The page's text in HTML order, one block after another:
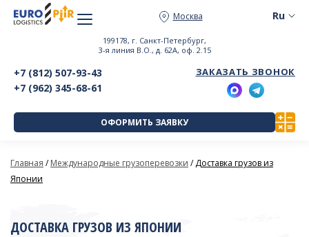
Москва
199178, г. Санкт-Петербург,
3-я линия В.О., д. 62А, оф. 2.15
+7 (812) 507-93-43
+7 (962) 345-68-61
ЗАКАЗАТЬ ЗВОНОК
ОФОРМИТЬ ЗАЯВКУ
Главная /Международные грузоперевозки /Доставка грузов из
Японии
ДОСТАВКА ГРУЗОВ ИЗ ЯПОНИИ